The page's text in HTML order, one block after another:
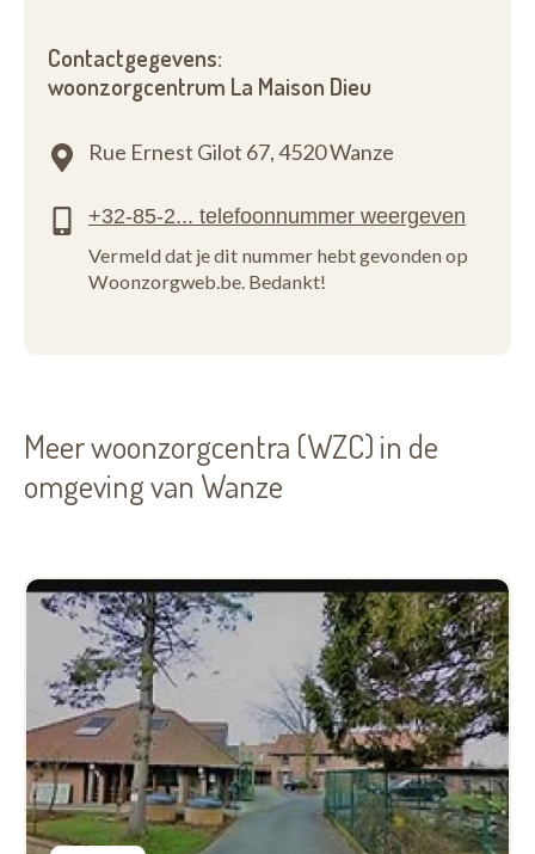
Contactgegevens:
woonzorgcentrum La Maison Dieu
Rue Ernest Gilot 67,4520 Wanze
Vermeld dat je dit nummer hebt gevonden op
Woonzorgweb.be. Bedankt!
Meer woonzorgcentra (WZC) in de
omgeving van Wanze